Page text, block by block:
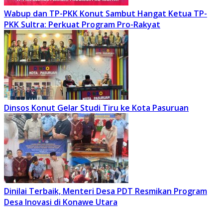
Wabup dan TP-PKK Konut Sambut Hangat Ketua TP-
PKK Sultra: Perkuat Program Pro-Rakyat
Dinsos Konut Gelar Studi Tiru ke Kota Pasuruan
Dinilai Terbaik, Menteri Desa PDT Resmikan Program
Desa Inovasi di Konawe Utara